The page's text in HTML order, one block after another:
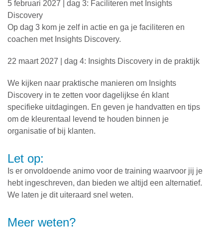
5 februari 2027 | dag 3: Faciliteren met Insights
Discovery
Op dag 3 kom je zelf in actie en ga je faciliteren en
coachen met Insights Discovery.
22 maart 2027 | dag 4: Insights Discovery in de praktijk
We kijken naar praktische manieren om Insights
Discovery in te zetten voor dagelijkse én klant
specifieke uitdagingen. En geven je handvatten en tips
om de kleurentaal levend te houden binnen je
organisatie of bij klanten.
Let op:
Is er onvoldoende animo voor de training waarvoor jij je
hebt ingeschreven, dan bieden we altijd een alternatief.
We laten je dit uiteraard snel weten.
Meer weten?